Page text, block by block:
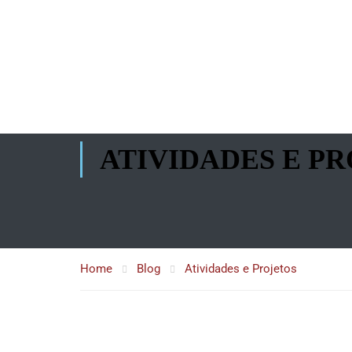
ATIVIDADES E
Home Blog Atividades e Projetos